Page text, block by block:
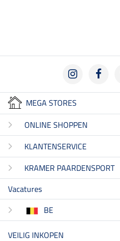
MEGA STORES
ONLINE SHOPPEN
KLANTENSERVICE
KRAMER PAARDENSPORT
Vacatures
BE
VEILIG INKOPEN